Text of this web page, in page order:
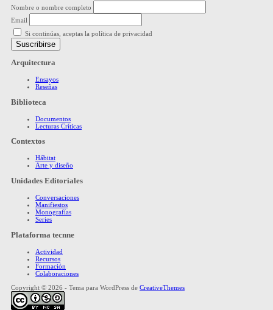
Nombre o nombre completo
Email
Si continúas, aceptas la política de privacidad
Arquitectura
Ensayos
Reseñas
Biblioteca
Documentos
Lecturas Críticas
Contextos
Hábitat
Arte y diseño
Unidades Editoriales
Conversaciones
Manifiestos
Monografías
Series
Plataforma tecnne
Actividad
Recursos
Formación
Colaboraciones
Copyright © 2026 - Tema para WordPress de CreativeThemes